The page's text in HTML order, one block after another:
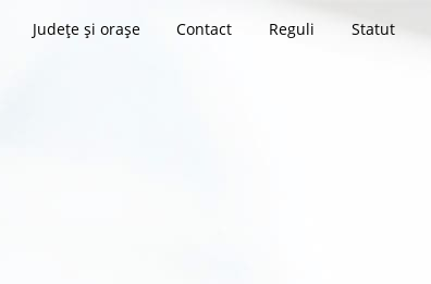
Județe și orașe Contact Reguli Statut